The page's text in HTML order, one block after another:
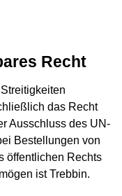
Recht
das Recht
Ausschluss des UN-
Bestellungen von
öffentlichen Rechts
ist Trebbin.